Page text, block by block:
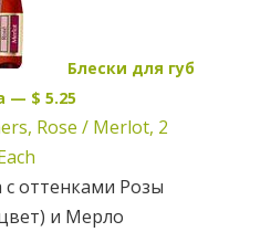
Блески для губ
— $ 5.25
Rose / Merlot, 2
с оттенками Розы
и Мерло